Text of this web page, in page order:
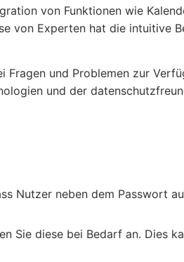
von Funktionen wie
von Experten hat die intuitive
Fragen und Problemen zur
und der
Nutzer neben dem Passwort
Sie diese bei Bedarf an. Dies